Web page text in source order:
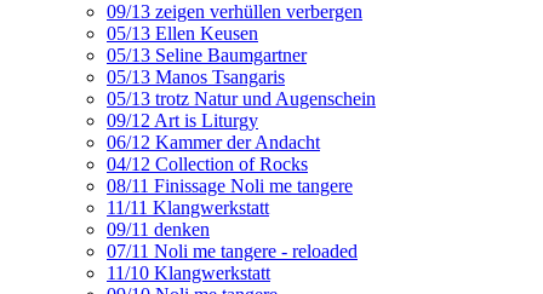
09/13 zeigen verhüllen verbergen
05/13 Ellen Keusen
05/13 Seline Baumgartner
05/13 Manos Tsangaris
05/13 trotz Natur und Augenschein
09/12 Art is Liturgy
06/12 Kammer der Andacht
04/12 Collection of Rocks
08/11 Finissage Noli me tangere
11/11 Klangwerkstatt
09/11 denken
07/11 Noli me tangere - reloaded
11/10 Klangwerkstatt